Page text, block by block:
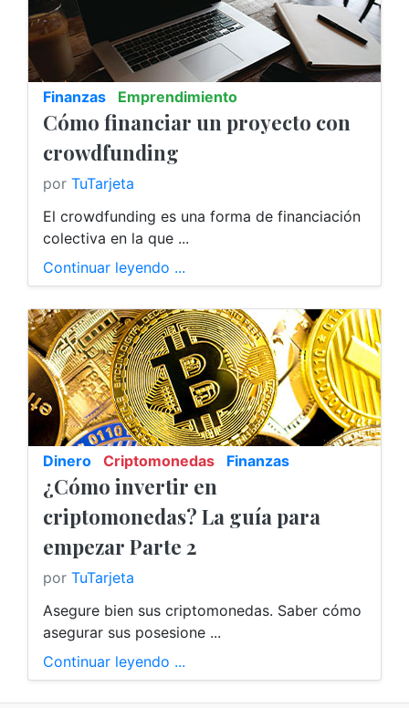
Finanzas Emprendimiento
Cómo financiar un proyecto con
crowdfunding
por TuTarjeta
El crowdfunding es una forma de financiación
colectiva en la que ...
Continuar leyendo ...
Dinero Criptomonedas
Finanzas
E-Banking
¿Cómo invertir en
criptomonedas? La guía para
empezar Parte 2
por TuTarjeta
Asegure bien sus criptomonedas. Saber cómo
asegurar sus posesione ...
Continuar leyendo ...